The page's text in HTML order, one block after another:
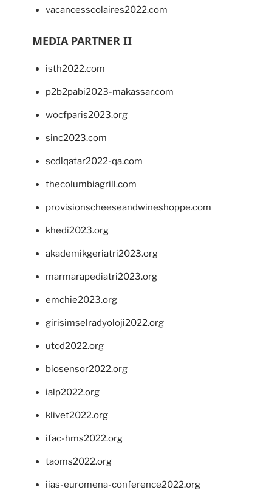
vacancesscolaires2022.com
MEDIA PARTNER II
isth2022.com
p2b2pabi2023-makassar.com
wocfparis2023.org
sinc2023.com
scdlqatar2022-qa.com
thecolumbiagrill.com
provisionscheeseandwineshoppe.com
khedi2023.org
akademikgeriatri2023.org
marmarapediatri2023.org
emchie2023.org
girisimselradyoloji2022.org
utcd2022.org
biosensor2022.org
ialp2022.org
klivet2022.org
ifac-hms2022.org
taoms2022.org
iias-euromena-conference2022.org